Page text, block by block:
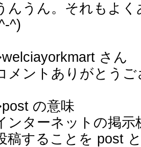
んうん。それもよ
^)
さん
メントありがとう
の意味
ンターネットの掲
稿することを post